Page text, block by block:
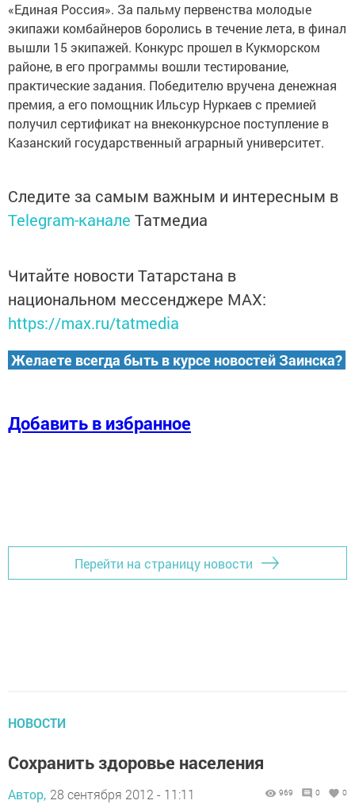
«Единая Россия». За пальму первенства молодые
экипажи комбайнеров боролись в течение лета, в финал
вышли 15 экипажей. Конкурс прошел в Кукморском
районе, в его программы вошли тестирование,
практические задания. Победителю вручена денежная
премия, а его помощник Ильсур Нуркаев с премией
получил сертификат на внеконкурсное поступление в
Казанский государственный аграрный университет.
Следите за самым важным и интересным в
Telegram-канале Татмедиа
Читайте новости Татарстана в
национальном мессенджере MАХ:
https://max.ru/tatmedia
Желаете всегда быть в курсе новостей Заинска?
Добавить в избранное
Перейти на страницу новости
НОВОСТИ
Сохранить здоровье населения
Автор, 28 сентября 2012 - 11:11 969 0 0